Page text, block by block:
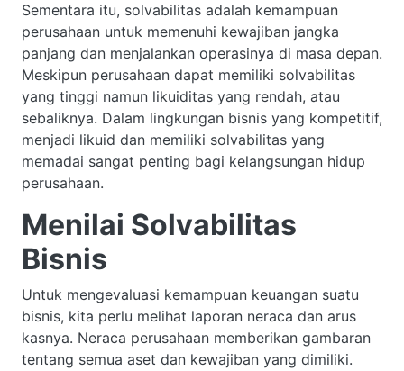
Sementara itu, solvabilitas adalah kemampuan
perusahaan untuk memenuhi kewajiban jangka
panjang dan menjalankan operasinya di masa depan.
Meskipun perusahaan dapat memiliki solvabilitas
yang tinggi namun likuiditas yang rendah, atau
sebaliknya. Dalam lingkungan bisnis yang kompetitif,
menjadi likuid dan memiliki solvabilitas yang
memadai sangat penting bagi kelangsungan hidup
perusahaan.
Menilai Solvabilitas
Bisnis
Untuk mengevaluasi kemampuan keuangan suatu
bisnis, kita perlu melihat laporan neraca dan arus
kasnya. Neraca perusahaan memberikan gambaran
tentang semua aset dan kewajiban yang dimiliki.